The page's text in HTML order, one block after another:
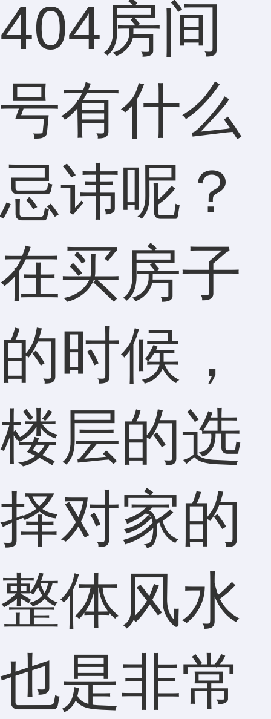
404房间
号有什么
忌讳呢？
在买房子
的时候，
楼层的选
择对家的
整体风水
也是非常